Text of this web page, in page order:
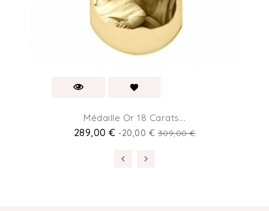
Médaille Or 18 Carats...
289,00 € -20,00 € 309,00 €